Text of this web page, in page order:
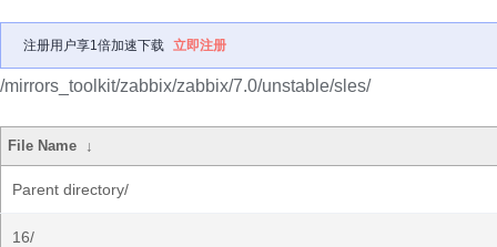
注册用户享1倍加速下载 立即注册
/mirrors_toolkit/zabbix/zabbix/7.0/unstable/sles/
File Name ↓
Parent directory/
16/